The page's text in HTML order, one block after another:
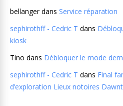
bellangerdans Service réparation
sephirothff - Cedric T dans
kiosk
Tino dans Débloquer le mode
sephirothff - Cedric T dans Final
d’exploration Lieux notoires